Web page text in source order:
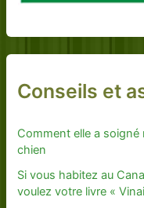
Conseils et
Comment elle a soigné
chien
Si vous habitez au
voulez votre livre «